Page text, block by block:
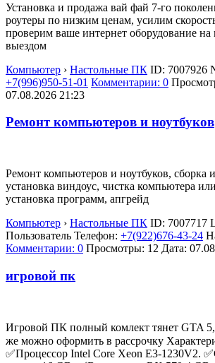
Установка и продажа вай фай 7-го
роутеры по низким ценам, усилим
проверим ваше интернет оборудование на
выездом
Компьютер › Настольные ПК ID: 7007926
+7(996)950-51-01 Комментарии: 0
07.08.2026 21:23
Ремонт компьютеров и ноутбуков
Ремонт компьютеров и ноутбуков, сборка
установка виндоус, чистка компьютера
установка программ, апгрейд
Компьютер › Настольные ПК ID: 7007717
Пользователь Телефон: +7(922)676-43-24
Комментарии: 0 Просмотры: 12 Дата:
игровой пк
Игровой ПК полный комлект тянет GTA
же можно оформить в рассрочку
✅Процессор Intel Core Xeon E3-1230V2.